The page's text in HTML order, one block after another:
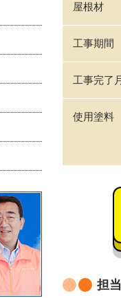
屋根材
工事期間
工事完了
使用塗料
担